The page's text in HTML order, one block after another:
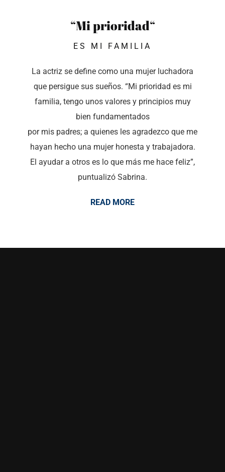
“Mi prioridad“
ES MI FAMILIA
La actriz se define como una mujer luchadora
que persigue sus sueños. “Mi prioridad es mi
familia, tengo unos valores y principios muy
bien fundamentados
por mis padres; a quienes les agradezco que me
hayan hecho una mujer honesta y trabajadora.
El ayudar a otros es lo que más me hace feliz”,
puntualizó Sabrina.
READ MORE